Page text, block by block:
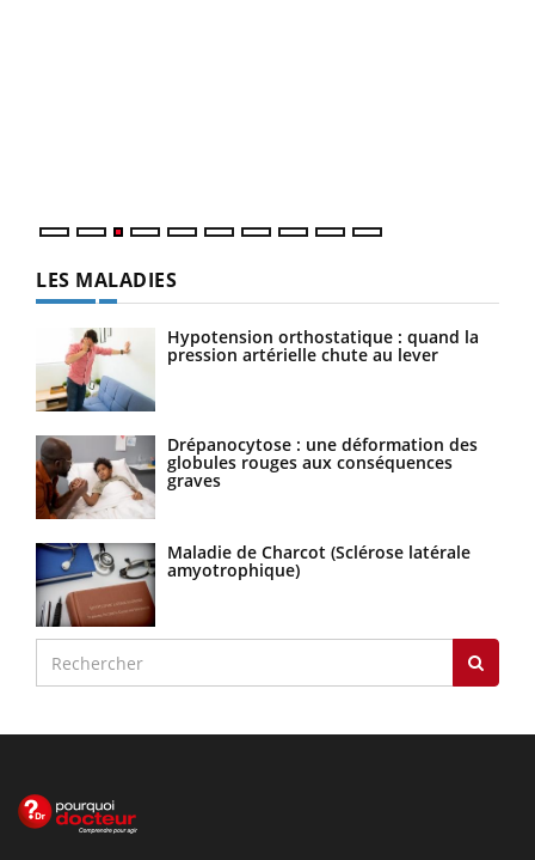
LES MALADIES
Hypotension orthostatique : quand la
pression artérielle chute au lever
Drépanocytose : une déformation des
globules rouges aux conséquences
graves
Maladie de Charcot (Sclérose latérale
amyotrophique)